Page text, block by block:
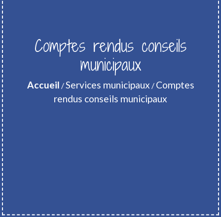
Comptes rendus conseils
municipaux
Accueil /Services municipaux / Comptes
rendus conseils municipaux